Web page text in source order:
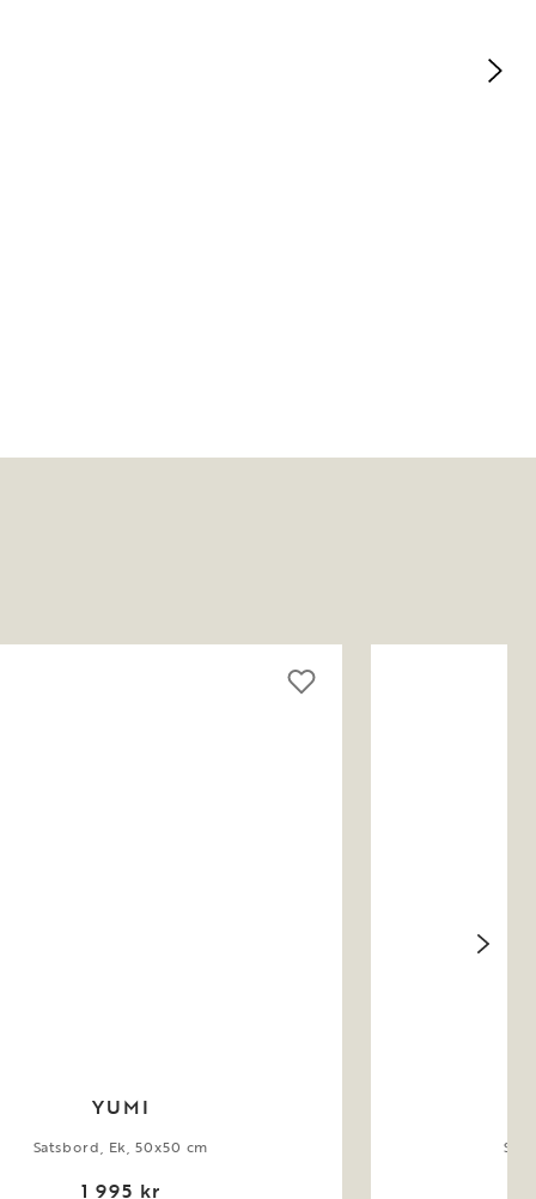
YUMI
Satsbord, Ek, 50x50 cm
1 995 kr